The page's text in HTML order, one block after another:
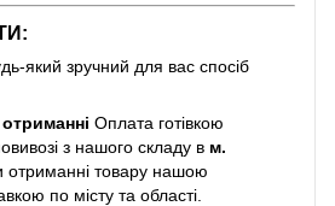
який зручний для вас спосіб
Оплата готівкою
з нашого складу в м.
отриманні товару нашою
по місту та області.